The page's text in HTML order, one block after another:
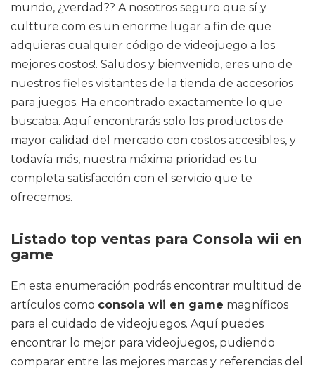
mundo, ¿verdad?? A nosotros seguro que sí y
cultture.com es un enorme lugar a fin de que
adquieras cualquier código de videojuego a los
mejores costos!. Saludos y bienvenido, eres uno de
nuestros fieles visitantes de la tienda de accesorios
para juegos. Ha encontrado exactamente lo que
buscaba. Aquí encontrarás solo los productos de
mayor calidad del mercado con costos accesibles, y
todavía más, nuestra máxima prioridad es tu
completa satisfacción con el servicio que te
ofrecemos.
Listado top ventas para Consola wii en
game
En esta enumeración podrás encontrar multitud de
artículos como consola wii en game magníficos
para el cuidado de videojuegos. Aquí puedes
encontrar lo mejor para videojuegos, pudiendo
comparar entre las mejores marcas y referencias del